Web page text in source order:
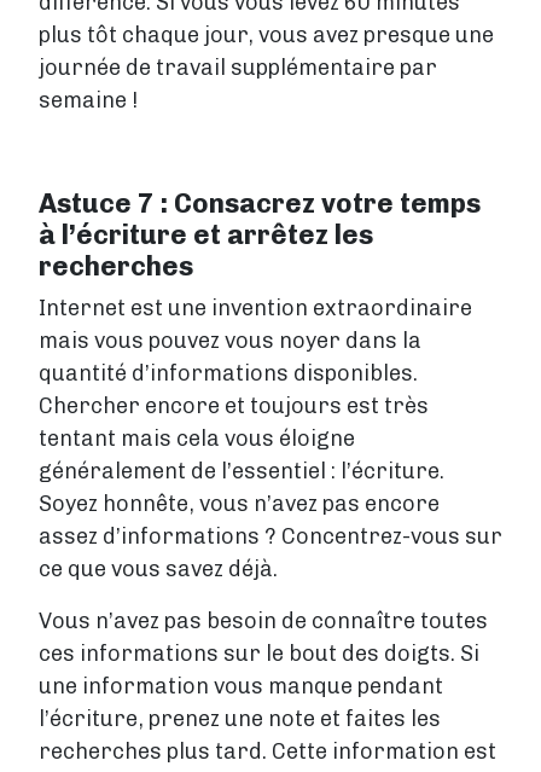
plus tôt chaque jour, vous avez presque une
journée de travail supplémentaire par
semaine !
Astuce 7 : Consacrez votre temps
à l’écriture et arrêtez les
recherches
Internet est une invention extraordinaire
mais vous pouvez vous noyer dans la
quantité d’informations disponibles.
Chercher encore et toujours est très
tentant mais cela vous éloigne
généralement de l’essentiel : l’écriture.
Soyez honnête, vous n’avez pas encore
assez d’informations ? Concentrez-vous sur
ce que vous savez déjà.
Vous n’avez pas besoin de connaître toutes
ces informations sur le bout des doigts. Si
une information vous manque pendant
l’écriture, prenez une note et faites les
recherches plus tard. Cette information est